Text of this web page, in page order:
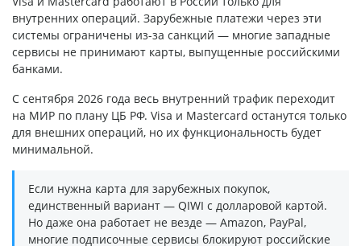
внутренних операций. Зарубежные платежи через эти
системы ограничены из-за санкций — многие западные
сервисы не принимают карты, выпущенные российскими
банками.
С сентября 2026 года весь внутренний трафик переходит
на МИР по плану ЦБ РФ. Visa и Mastercard останутся только
для внешних операций, но их функциональность будет
минимальной.
Если нужна карта для зарубежных покупок,
единственный вариант — QIWI с долларовой картой.
Но даже она работает не везде — Amazon, PayPal,
многие подписочные сервисы блокируют российские